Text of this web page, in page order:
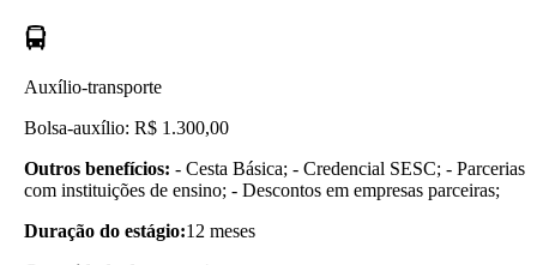
Auxílio-transporte
Bolsa-auxílio: R$ 1.300,00
Outros benefícios: - Cesta Básica; - Credencial SESC; - Parcerias
com instituições de ensino; - Descontos em empresas parceiras;
Duração do estágio:12 meses